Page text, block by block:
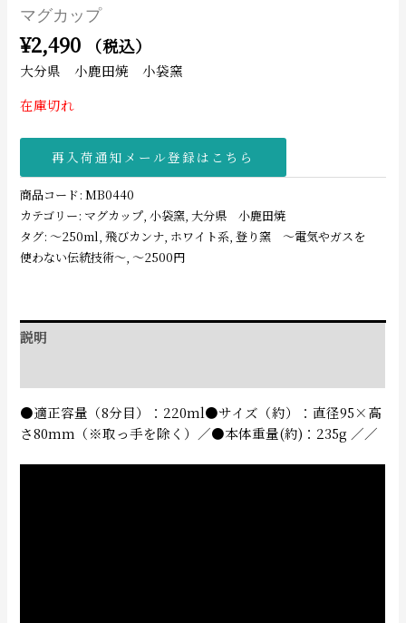
マグカップ
¥2,490 （税込）
大分県 小鹿田焼 小袋窯
在庫切れ
再入荷通知メール登録はこちら
商品コード:MB0440
カテゴリー: マグカップ ,小袋窯 ,大分県 小鹿田焼
タグ:〜250ml ,飛びカンナ ホワイト系 ,登り窯 〜電気やガスを
使わない伝統技術〜 ,〜2500円
説明
●適正容量（8分目）：220ml●サイズ（約）：直径95×高
さ80mm（※取っ手を除く）／●本体重量(約)：235g ／／